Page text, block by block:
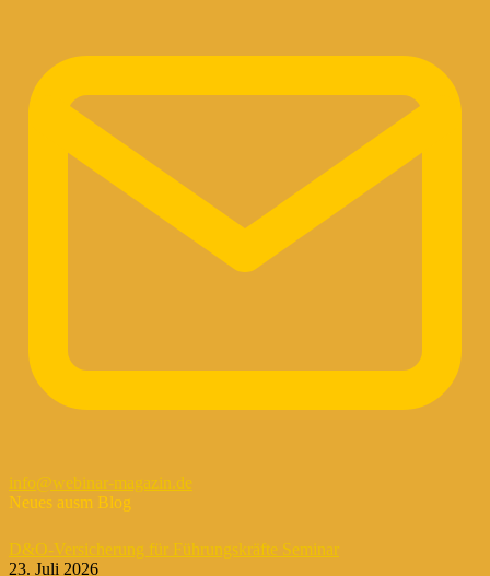
info@webinar-magazin.de
Neues ausm Blog
D&O-Versicherung für Führungskräfte Seminar
23. Juli 2026